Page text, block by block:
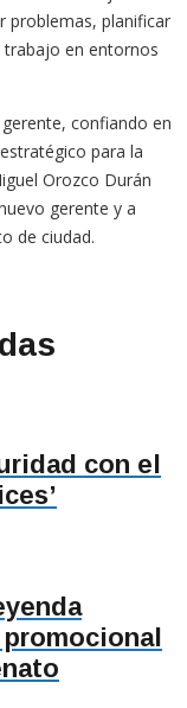
problemas, planificar
trabajo en entornos
gerente, confiando en
para la
Orozco Durán
gerente y a
de ciudad.
con el